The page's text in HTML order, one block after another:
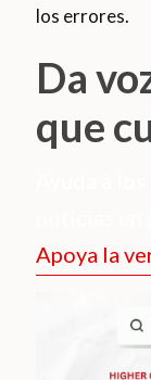
los errores.
Da
que
Apoya la